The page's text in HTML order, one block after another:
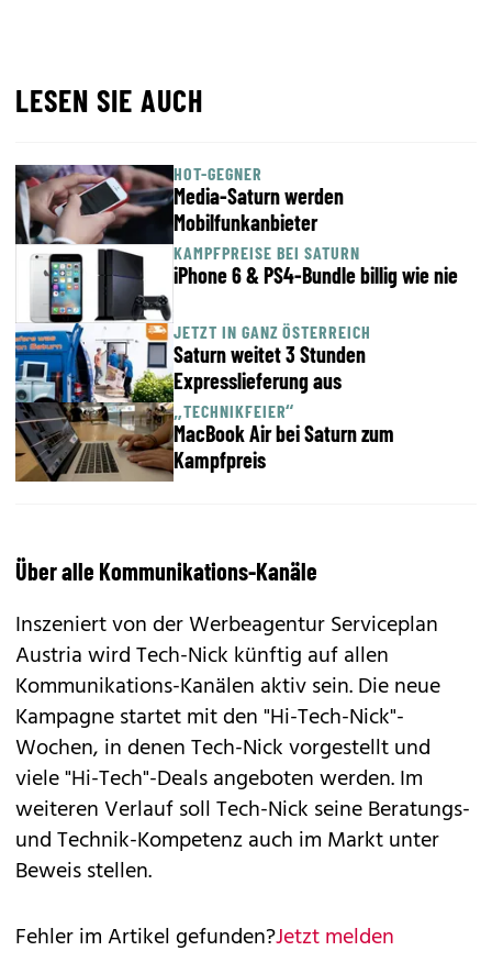
LESEN SIE AUCH
HOT-GEGNER
Media-Saturn werden
Mobilfunkanbieter
KAMPFPREISE BEI SATURN
iPhone 6 & PS4-Bundle billig wie nie
JETZT IN GANZ ÖSTERREICH
Saturn weitet 3 Stunden
Expresslieferung aus
„TECHNIKFEIER“
MacBook Air bei Saturn zum
Kampfpreis
Über alle Kommunikations-Kanäle
Inszeniert von der Werbeagentur Serviceplan
Austria wird Tech-Nick künftig auf allen
Kommunikations-Kanälen aktiv sein. Die neue
Kampagne startet mit den "Hi-Tech-Nick"-
Wochen, in denen Tech-Nick vorgestellt und
viele "Hi-Tech"-Deals angeboten werden. Im
weiteren Verlauf soll Tech-Nick seine Beratungs-
und Technik-Kompetenz auch im Markt unter
Beweis stellen.
Fehler im Artikel gefunden?Jetzt melden